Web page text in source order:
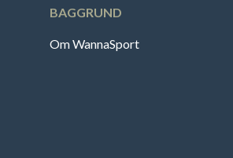
BAGGRUND
Om WannaSport